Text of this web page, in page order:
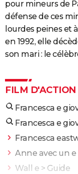
pour mineurs de
défense de ces
lourdes peines et
en 1992, elle
son mari : le
FILM D'ACTION
Francesca e
Francesca e
Francesca
Anne avec un e
Wall e > Guide